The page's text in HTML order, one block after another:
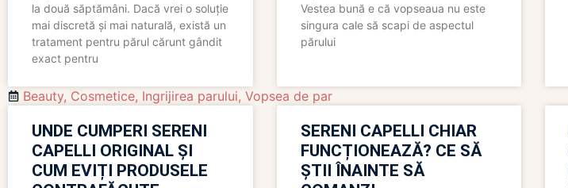
la două săptămâni. Dacă vrei o soluție
mai discretă și mai naturală, există un
tratament pentru părul cărunt gândit
exact pentru
Vestea bună e că vopseaua nu este
singura cale să scapi de aspectul
părului
Beauty, Cosmetice, Ingrijirea parului, Vopsea de par
UNDE CUMPERI SERENI
CAPELLI ORIGINAL ȘI
CUM EVIȚI PRODUSELE
SERENI CAPELLI CHIAR
FUNCȚIONEAZĂ? CE SĂ
ȘTII ÎNAINTE SĂ